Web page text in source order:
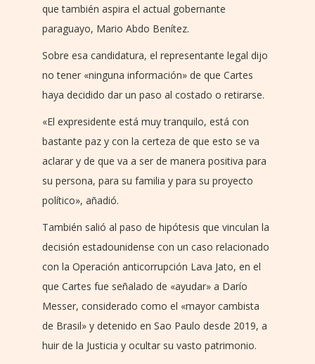
que también aspira el actual gobernante
paraguayo, Mario Abdo Benítez.
Sobre esa candidatura, el representante legal dijo
no tener «ninguna información» de que Cartes
haya decidido dar un paso al costado o retirarse.
«El expresidente está muy tranquilo, está con
bastante paz y con la certeza de que esto se va
aclarar y de que va a ser de manera positiva para
su persona, para su familia y para su proyecto
político», añadió.
También salió al paso de hipótesis que vinculan la
decisión estadounidense con un caso relacionado
con la Operación anticorrupción Lava Jato, en el
que Cartes fue señalado de «ayudar» a Darío
Messer, considerado como el «mayor cambista
de Brasil» y detenido en Sao Paulo desde 2019, a
huir de la Justicia y ocultar su vasto patrimonio.